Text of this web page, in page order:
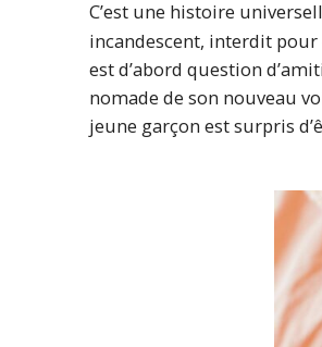
C’est une histoire
incandescent, interdit pour
est d’abord question
nomade de son nouveau
jeune garçon est surpris